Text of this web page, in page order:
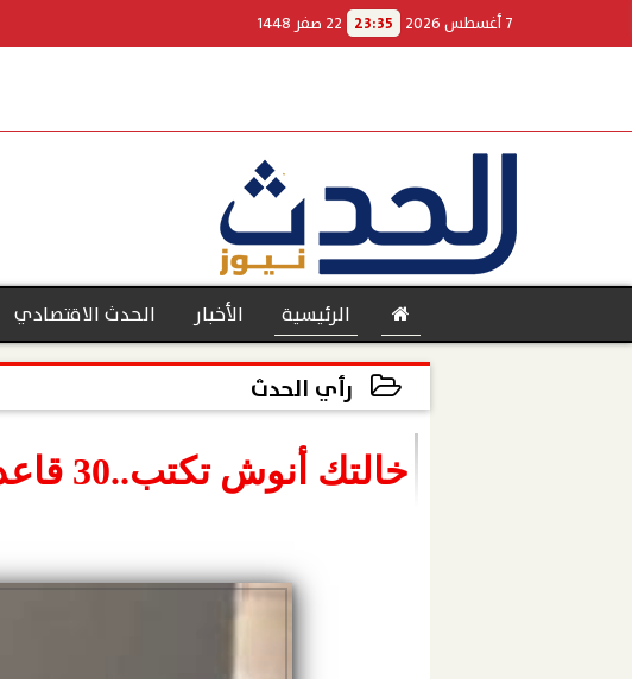
7 أغسطس 2026 23:35 22 صفر 1448
الرئيسية الأخبار الحدث الاقتصادي
رأي الحدث
خالتك أنوش تكتب..30 قاعدة لركوب الميكروباص